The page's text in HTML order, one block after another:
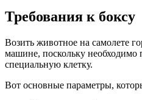
Требования к боксу
Возить животное на самолете
машине, поскольку необходимо
специальную клетку.
Вот основные параметры,